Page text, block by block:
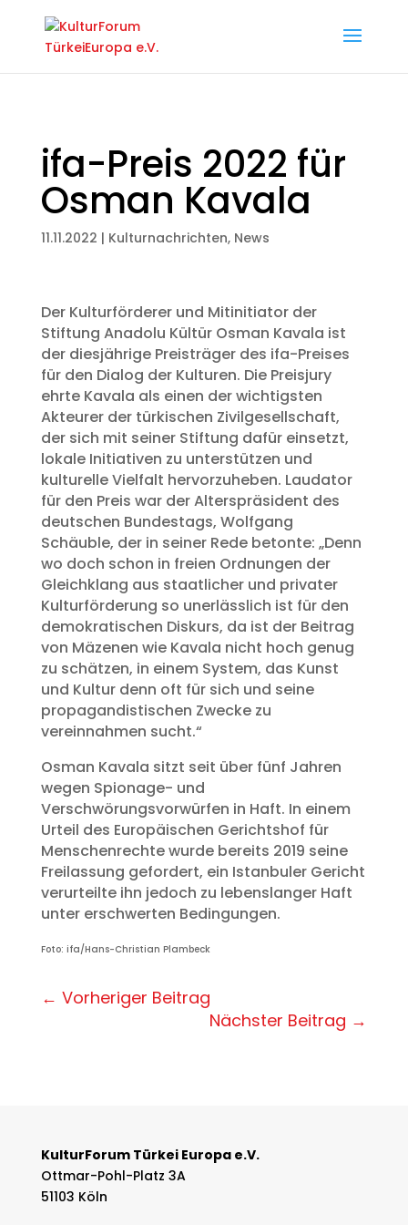
ifa-Preis 2022 für
Osman Kavala
11.11.2022 | Kulturnachrichten, News
Der Kulturförderer und Mitinitiator der
Stiftung Anadolu Kültür Osman Kavala ist
der diesjährige Preisträger des ifa-Preises
für den Dialog der Kulturen. Die Preisjury
ehrte Kavala als einen der wichtigsten
Akteurer der türkischen Zivilgesellschaft,
der sich mit seiner Stiftung dafür einsetzt,
lokale Initiativen zu unterstützen und
kulturelle Vielfalt hervorzuheben. Laudator
für den Preis war der Alterspräsident des
deutschen Bundestags, Wolfgang
Schäuble, der in seiner Rede betonte: „Denn
wo doch schon in freien Ordnungen der
Gleichklang aus staatlicher und privater
Kulturförderung so unerlässlich ist für den
demokratischen Diskurs, da ist der Beitrag
von Mäzenen wie Kavala nicht hoch genug
zu schätzen, in einem System, das Kunst
und Kultur denn oft für sich und seine
propagandistischen Zwecke zu
vereinnahmen sucht.“
Osman Kavala sitzt seit über fünf Jahren
wegen Spionage- und
Verschwörungsvorwürfen in Haft. In einem
Urteil des Europäischen Gerichtshof für
Menschenrechte wurde bereits 2019 seine
Freilassung gefordert, ein Istanbuler Gericht
verurteilte ihn jedoch zu lebenslanger Haft
unter erschwerten Bedingungen.
Foto: ifa/Hans-Christian Plambeck
← Vorheriger Beitrag
Nächster Beitrag →
KulturForum Türkei Europa e.V.
Ottmar-Pohl-Platz 3A
51103 Köln